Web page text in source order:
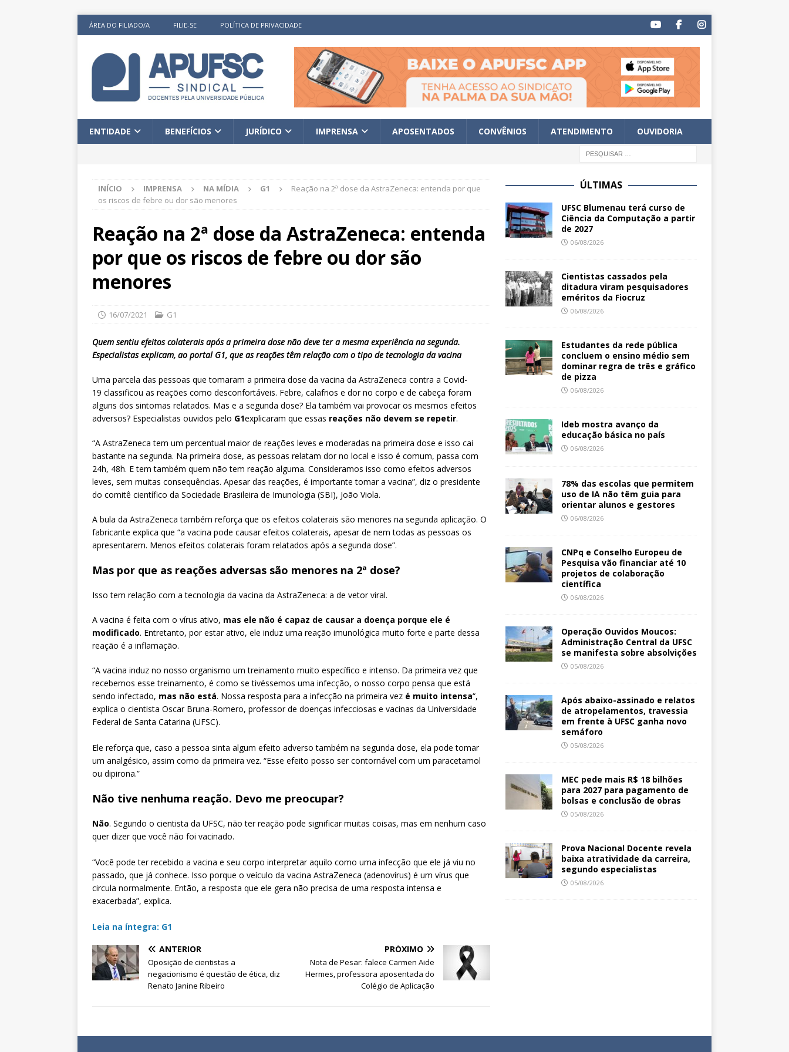
ÁREA DO FILIADO/A FILIE-SE POLÍTICA DE PRIVACIDADE
ENTIDADE BENEFÍCIOS JURÍDICO IMPRENSA APOSENTADOS CONVÊNIOS ATENDIMENTO OUVIDORIA
INÍCIO IMPRENSA NA MÍDIA G1
Reação na 2ª dose da AstraZeneca: entenda por que
os riscos de febre ou dor são menores
Reação na 2ª dose da AstraZeneca: entenda
por que os riscos de febre ou dor são
menores
16/07/2021 G1
Quem sentiu efeitos colaterais após a primeira dose não deve ter a mesma experiência na segunda.
Especialistas explicam, ao portal G1, que as reações têm relação com o tipo de tecnologia da vacina
Uma parcela das pessoas que tomaram a primeira dose da vacina da AstraZeneca contra a Covid-
19 classificou as reações como desconfortáveis. Febre, calafrios e dor no corpo e de cabeça foram
alguns dos sintomas relatados. Mas e a segunda dose? Ela também vai provocar os mesmos efeitos
adversos? Especialistas ouvidos pelo G1explicaram que essas reações não devem se repetir.
“A AstraZeneca tem um percentual maior de reações leves e moderadas na primeira dose e isso cai
bastante na segunda. Na primeira dose, as pessoas relatam dor no local e isso é comum, passa com
24h, 48h. E tem também quem não tem reação alguma. Consideramos isso como efeitos adversos
leves, sem muitas consequências. Apesar das reações, é importante tomar a vacina”, diz o presidente
do comitê científico da Sociedade Brasileira de Imunologia (SBI), João Viola.
A bula da AstraZeneca também reforça que os efeitos colaterais são menores na segunda aplicação. O
fabricante explica que “a vacina pode causar efeitos colaterais, apesar de nem todas as pessoas os
apresentarem. Menos efeitos colaterais foram relatados após a segunda dose”.
Mas por que as reações adversas são menores na 2ª dose?
Isso tem relação com a tecnologia da vacina da AstraZeneca: a de vetor viral.
A vacina é feita com o vírus ativo, mas ele não é capaz de causar a doença porque ele é
modificado. Entretanto, por estar ativo, ele induz uma reação imunológica muito forte e parte dessa
reação é a inflamação.
“A vacina induz no nosso organismo um treinamento muito específico e intenso. Da primeira vez que
recebemos esse treinamento, é como se tivéssemos uma infecção, o nosso corpo pensa que está
sendo infectado, mas não está. Nossa resposta para a infecção na primeira vez é muito intensa“,
explica o cientista Oscar Bruna-Romero, professor de doenças infecciosas e vacinas da Universidade
Federal de Santa Catarina (UFSC).
Ele reforça que, caso a pessoa sinta algum efeito adverso também na segunda dose, ela pode tomar
um analgésico, assim como da primeira vez. “Esse efeito posso ser contornável com um paracetamol
ou dipirona.”
Não tive nenhuma reação. Devo me preocupar?
Não. Segundo o cientista da UFSC, não ter reação pode significar muitas coisas, mas em nenhum caso
quer dizer que você não foi vacinado.
“Você pode ter recebido a vacina e seu corpo interpretar aquilo como uma infecção que ele já viu no
passado, que já conhece. Isso porque o veículo da vacina AstraZeneca (adenovírus) é um vírus que
circula normalmente. Então, a resposta que ele gera não precisa de uma resposta intensa e
exacerbada”, explica.
Leia na íntegra: G1
ANTERIOR
Oposição de cientistas a
negacionismo é questão de ética, diz
Renato Janine Ribeiro
PRÓXIMO
Nota de Pesar: falece Carmen Aide
Hermes, professora aposentada do
Colégio de Aplicação
ÚLTIMAS
UFSC Blumenau terá curso de
Ciência da Computação a partir
de 2027
06/08/2026
Cientistas cassados pela
ditadura viram pesquisadores
eméritos da Fiocruz
06/08/2026
Estudantes da rede pública
concluem o ensino médio sem
dominar regra de três e gráfico
de pizza
06/08/2026
Ideb mostra avanço da
educação básica no país
06/08/2026
78% das escolas que permitem
uso de IA não têm guia para
orientar alunos e gestores
06/08/2026
CNPq e Conselho Europeu de
Pesquisa vão financiar até 10
projetos de colaboração
científica
06/08/2026
Operação Ouvidos Moucos:
Administração Central da UFSC
se manifesta sobre absolvições
05/08/2026
Após abaixo-assinado e relatos
de atropelamentos, travessia
em frente à UFSC ganha novo
semáforo
05/08/2026
MEC pede mais R$ 18 bilhões
para 2027 para pagamento de
bolsas e conclusão de obras
05/08/2026
Prova Nacional Docente revela
baixa atratividade da carreira,
segundo especialistas
05/08/2026